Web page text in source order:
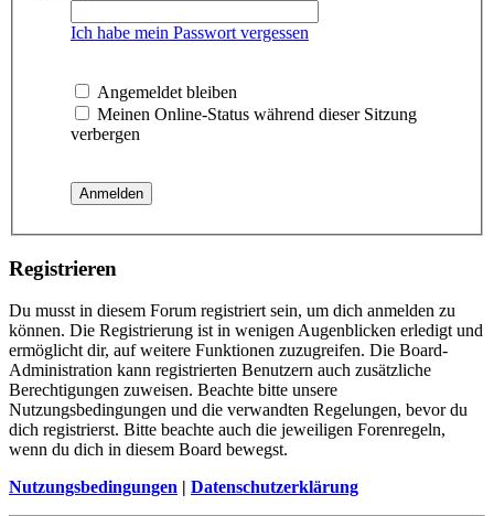
Ich habe mein Passwort vergessen
Angemeldet bleiben
Meinen Online-Status während dieser Sitzung
verbergen
Registrieren
Du musst in diesem Forum registriert sein, um dich anmelden zu
können. Die Registrierung ist in wenigen Augenblicken erledigt und
ermöglicht dir, auf weitere Funktionen zuzugreifen. Die Board-
Administration kann registrierten Benutzern auch zusätzliche
Berechtigungen zuweisen. Beachte bitte unsere
Nutzungsbedingungen und die verwandten Regelungen, bevor du
dich registrierst. Bitte beachte auch die jeweiligen Forenregeln,
wenn du dich in diesem Board bewegst.
Nutzungsbedingungen | Datenschutzerklärung